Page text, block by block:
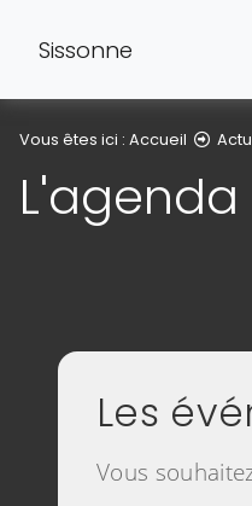
Sissonne
Vous êtes ici : Accueil
L'agenda
Les
Vous